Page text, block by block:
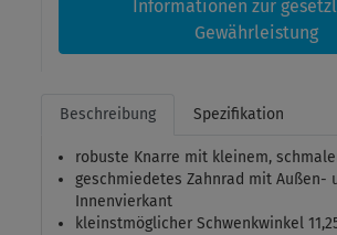
Informationen zur
Gewährleistung
Beschreibung Spezifikation
robuste Knarre mit kleinem,
geschmiedetes Zahnrad mit Außen-
Innenvierkant
kleinstmöglicher Schwenkwinkel